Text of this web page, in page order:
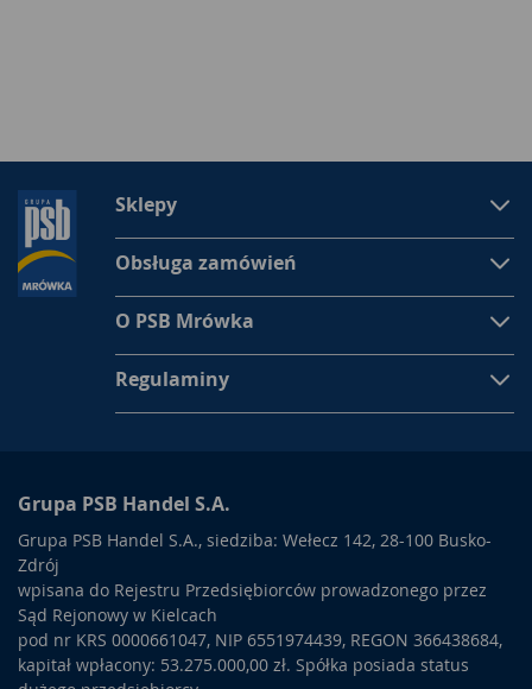
Sklepy
Obsługa zamówień
O PSB Mrówka
Regulaminy
Grupa PSB Handel S.A.
Grupa PSB Handel S.A., siedziba: Wełecz 142, 28-100 Busko-
Zdrój
wpisana do Rejestru Przedsiębiorców prowadzonego przez
Sąd Rejonowy w Kielcach
pod nr KRS 0000661047, NIP 6551974439, REGON 366438684,
kapitał wpłacony: 53.275.000,00 zł. Spółka posiada status